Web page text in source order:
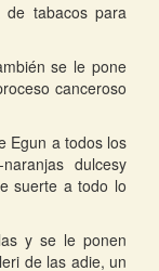
tabacos para
se le pone
canceroso
Egun a todos los
dulcesy
suerte a todo lo
y se le ponen
de las adie, un